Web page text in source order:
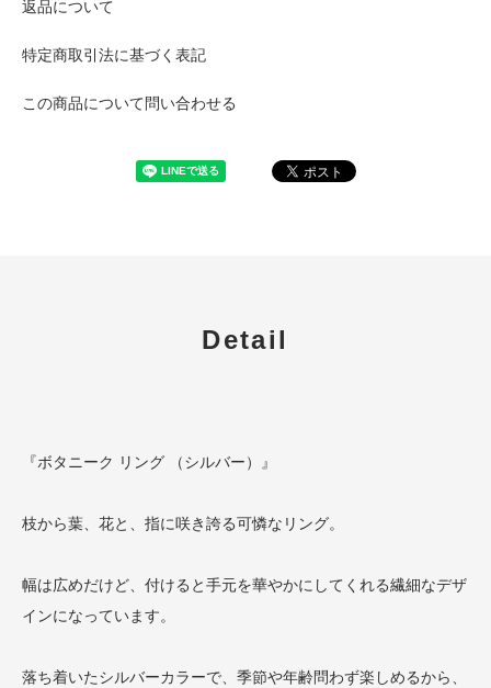
返品について
特定商取引法に基づく表記
この商品について問い合わせる
Detail
『ボタニーク リング （シルバー）』
枝から葉、花と、指に咲き誇る可憐なリング。
幅は広めだけど、付けると手元を華やかにしてくれる繊細なデザ
インになっています。
落ち着いたシルバーカラーで、季節や年齢問わず楽しめるから、